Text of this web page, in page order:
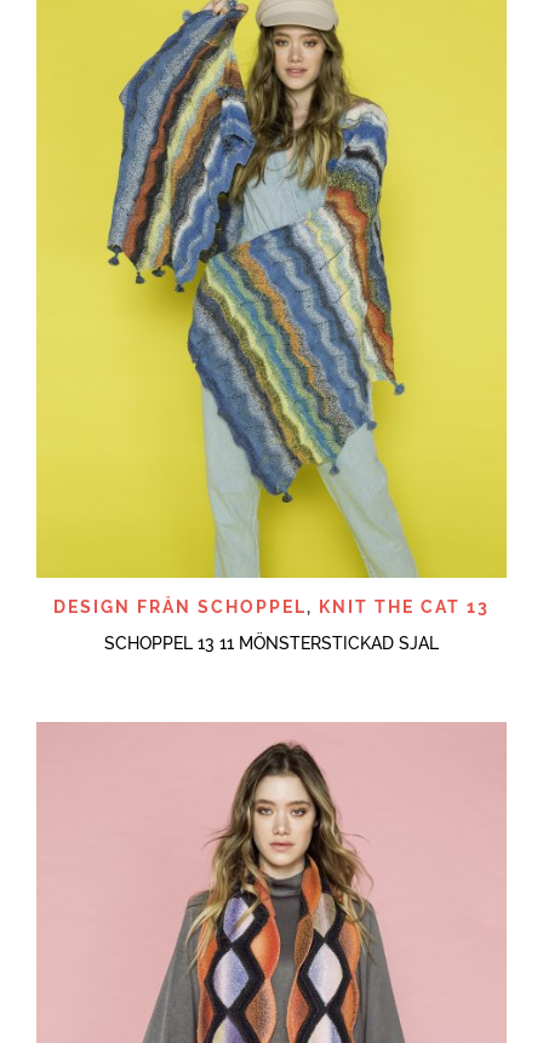
DESIGN FRÅN SCHOPPEL,
KNIT THE CAT 13
SCHOPPEL 13 11 MÖNSTERSTICKAD SJAL